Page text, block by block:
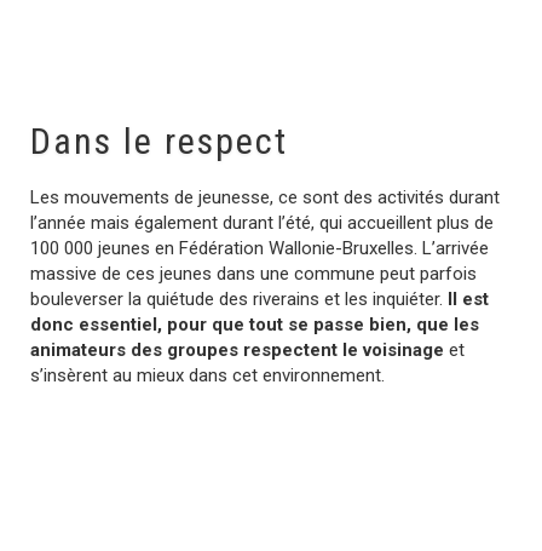
Dans le respect
Les mouvements de jeunesse, ce sont des activités durant
l’année mais également durant l’été, qui accueillent plus de
100 000 jeunes en Fédération Wallonie-Bruxelles. L’arrivée
massive de ces jeunes dans une commune peut parfois
bouleverser la quiétude des riverains et les inquiéter.
Il est
donc essentiel, pour que tout se passe bien, que les
animateurs des groupes respectent le voisinage et
s’insèrent au mieux dans cet environnement.